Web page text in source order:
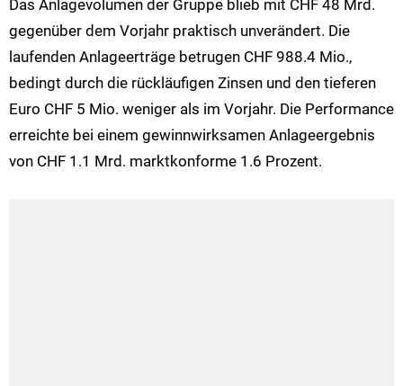
Das Anlagevolumen der Gruppe blieb mit CHF 48 Mrd.
gegenüber dem Vorjahr praktisch unverändert. Die
laufenden Anlageerträge betrugen CHF 988.4 Mio.,
bedingt durch die rückläufigen Zinsen und den tieferen
Euro CHF 5 Mio. weniger als im Vorjahr. Die Performance
erreichte bei einem gewinnwirksamen Anlageergebnis
von CHF 1.1 Mrd. marktkonforme 1.6 Prozent.